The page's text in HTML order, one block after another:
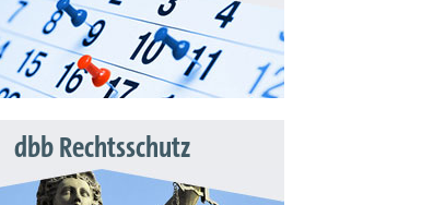
dbb Rechtsschutz